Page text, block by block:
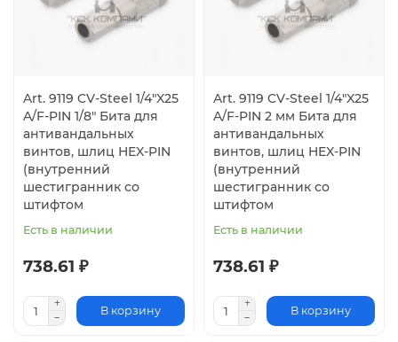
Art. 9119 CV-Steel 1/4"X25
A/F-PIN 1/8" Бита для
антивандальных
винтов, шлиц HEX-PIN
(внутренний
шестигранник со
штифтом
Есть в наличии
738.61 ₽
В корзину
Art. 9119 CV-Steel 1/4"X25
A/F-PIN 2 мм Бита для
антивандальных
винтов, шлиц HEX-PIN
(внутренний
шестигранник со
штифтом
Есть в наличии
738.61 ₽
В корзину